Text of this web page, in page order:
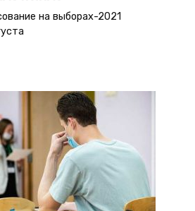
на выборах-2021